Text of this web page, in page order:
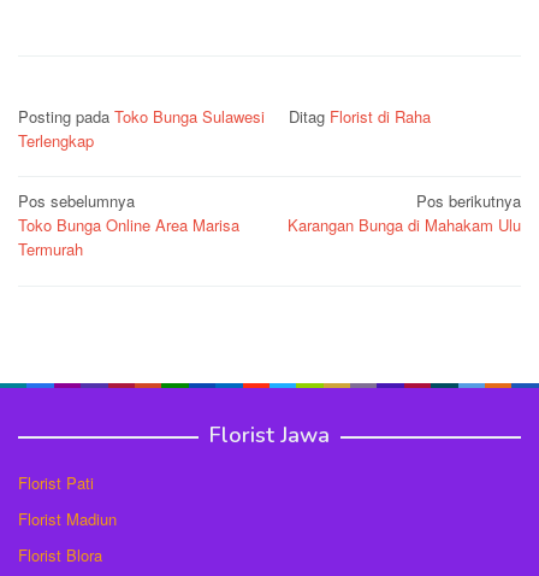
Posting pada Toko Bunga Sulawesi Ditag Florist di Raha
Terlengkap
Navigasi
pos
Pos sebelumnya
Toko Bunga Online Area Marisa
Termurah
Pos berikutnya
Karangan Bunga di Mahakam Ulu
Florist Jawa
Florist Pati
Florist Madiun
Florist Blora